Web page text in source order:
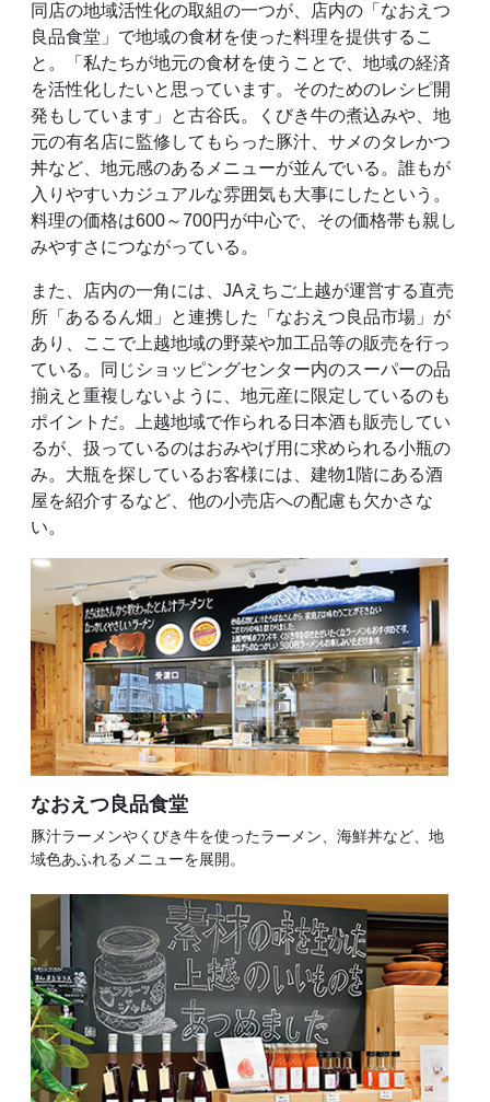
同店の地域活性化の取組の一つが、店内の「なおえつ
良品食堂」で地域の食材を使った料理を提供するこ
と。「私たちが地元の食材を使うことで、地域の経済
を活性化したいと思っています。そのためのレシピ開
発もしています」と古谷氏。くびき牛の煮込みや、地
元の有名店に監修してもらった豚汁、サメのタレかつ
丼など、地元感のあるメニューが並んでいる。誰もが
入りやすいカジュアルな雰囲気も大事にしたという。
料理の価格は600～700円が中心で、その価格帯も親し
みやすさにつながっている。
また、店内の一角には、JAえちご上越が運営する直売
所「あるるん畑」と連携した「なおえつ良品市場」が
あり、ここで上越地域の野菜や加工品等の販売を行っ
ている。同じショッピングセンター内のスーパーの品
揃えと重複しないように、地元産に限定しているのも
ポイントだ。上越地域で作られる日本酒も販売してい
るが、扱っているのはおみやげ用に求められる小瓶の
み。大瓶を探しているお客様には、建物1階にある酒
屋を紹介するなど、他の小売店への配慮も欠かさな
い。
なおえつ良品食堂
豚汁ラーメンやくびき牛を使ったラーメン、海鮮丼など、地
域色あふれるメニューを展開。